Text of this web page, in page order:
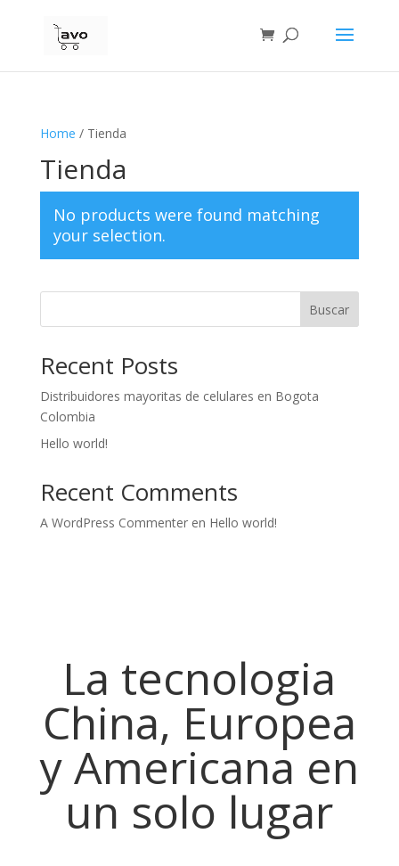
Home / Tienda
Tienda
No products were found matching
your selection.
Buscar
Recent Posts
Distribuidores mayoritas de celulares en Bogota
Colombia
Hello world!
Recent Comments
A WordPress Commenteren Hello world!
La tecnologia
China, Europea
y Americana en
un solo lugar